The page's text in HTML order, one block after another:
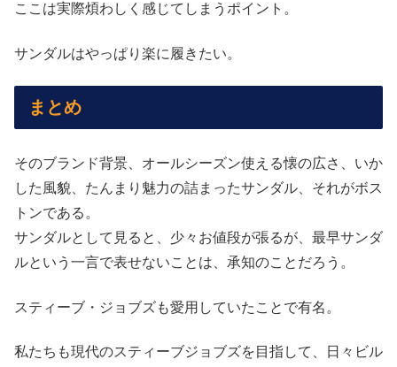
ここは実際煩わしく感じてしまうポイント。
サンダルはやっぱり楽に履きたい。
まとめ
そのブランド背景、オールシーズン使える懐の広さ、いか
した風貌、たんまり魅力の詰まったサンダル、それがボス
トンである。
サンダルとして見ると、少々お値段が張るが、最早サンダ
ルという一言で表せないことは、承知のことだろう。
スティーブ・ジョブズも愛用していたことで有名。
私たちも現代のスティーブジョブズを目指して、日々ビル